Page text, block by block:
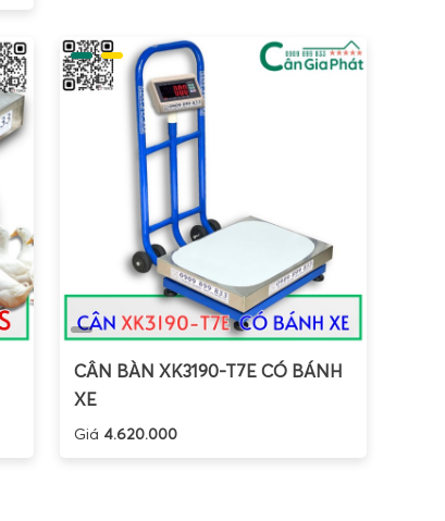
CÂN BÀN XK3190-T7E CÓ BÁNH
XE
Giá 4.620.000